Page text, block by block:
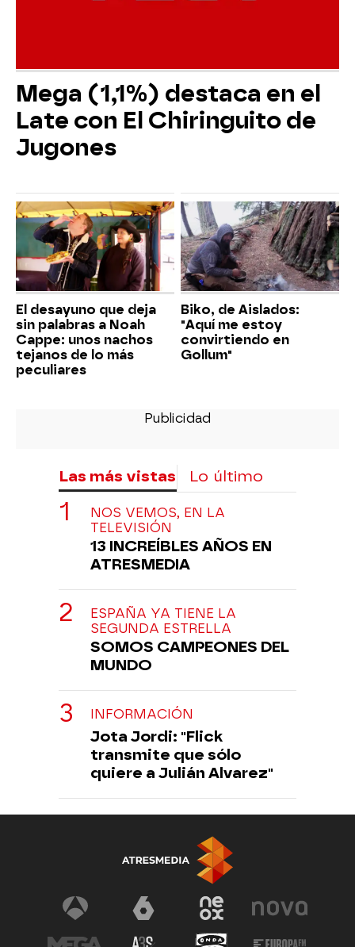
Mega (1,1%) destaca en el
Late con El Chiringuito de
Jugones
El desayuno que deja
sin palabras a Noah
Cappe: unos nachos
tejanos de lo más
peculiares
Biko, de Aislados:
"Aquí me estoy
convirtiendo en
Gollum"
Las más vistas Lo último
NOS VEMOS, EN LA
TELEVISIÓN
13 INCREÍBLES AÑOS EN
ATRESMEDIA
ESPAÑA YA TIENE LA
SEGUNDA ESTRELLA
SOMOS CAMPEONES DEL
MUNDO
INFORMACIÓN
Jota Jordi: "Flick
transmite que sólo
quiere a Julián Alvarez"